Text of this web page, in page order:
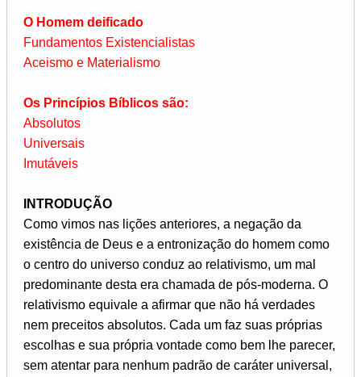
O Homem deificado
Fundamentos Existencialistas
Aceismo e Materialismo
Os Princípios Bíblicos são:
Absolutos
Universais
Imutáveis
INTRODUÇÃO
Como vimos nas lições anteriores, a negação da
existência de Deus e a entronização do homem como
o centro do universo conduz ao relativismo, um mal
predominante desta era chamada de pós-moderna. O
relativismo equivale a afirmar que não há verdades
nem preceitos absolutos. Cada um faz suas próprias
escolhas e sua própria vontade como bem lhe parecer,
sem atentar para nenhum padrão de caráter universal,